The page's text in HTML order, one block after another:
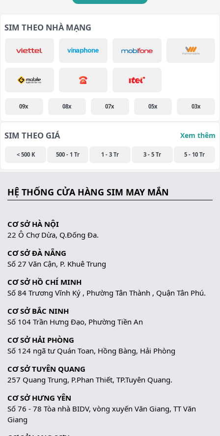
SIM THEO NHÀ MẠNG
09x 08x 07x 05x 03x
SIM THEO GIÁ Xem thêm
< 500 K 500 - 1 Tr 1 - 3 Tr 3 - 5 Tr 5 - 10 Tr
HỆ THỐNG CỬA HÀNG SIM MAY MẮN
CƠ SỞ HÀ NỘI
22 Ô Chợ Dừa, Q.Đống Đa.
CƠ SỞ ĐÀ NẴNG
Số 27 Văn Cận, P. Khuê Trung
CƠ SỞ HỒ CHÍ MINH
Số 84 Trương Vĩnh Ký , Phường Tân Thành , Quận Tân Phú.
CƠ SỞ BẮC NINH
Số 104 Trần Hưng Đạo, Phường Tiền An
CƠ SỞ HẢI PHÒNG
Số 124 ngã tư Quán Toan, Hồng Bàng, Hải Phòng
CƠ SỞ TUYÊN QUANG
257 Quang Trung, P.Phan Thiết, TP.Tuyên Quang.
CƠ SỞ HƯNG YÊN
Số 76 - 78 Tòa nhà BIDV, vòng xuyến Văn Giang, TT Văn
Giang